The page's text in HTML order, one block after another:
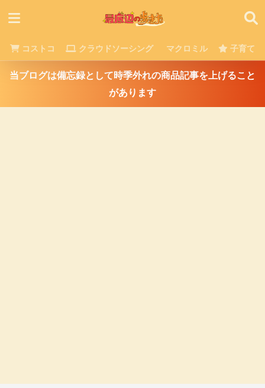
コストコ クラウドソーシング マクロミル 子育て
当ブログは備忘録として時季外れの商品記事を上げること
があります